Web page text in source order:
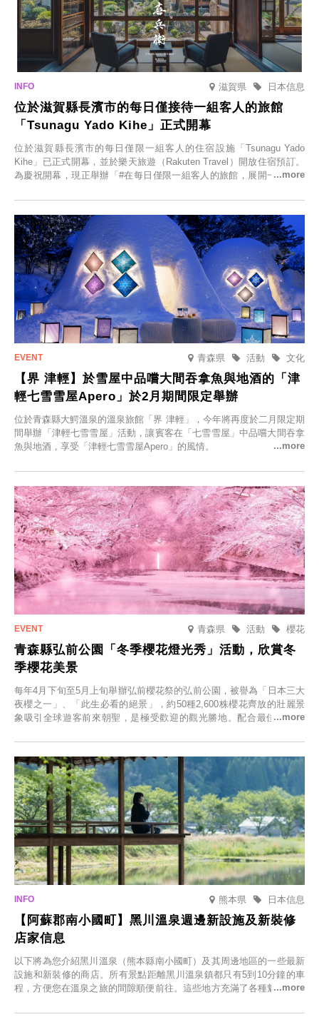
滋賀県 日本信息
位於滋賀縣長濱市的每日僅接待一組客人的旅館
「Tsunagu Yado Kihe」正式開幕
位於滋賀縣長濱市的每日僅限一組客人的住宿設施「Tsunagu Yado
Kihe」已正式開幕，並於樂天旅遊（Rakuten Travel）開放住宿預訂。
為慶祝開幕，現正舉辦「#在每日僅限一組客人的旅館，展開一生一次
人的旅館，您才能在此與重要的人共度獨一無二的特別時光。
青森県 文化
活動
【界 津輕】於雪屋中品嚐大間吞拿魚與地酒的「津
輕七雪雪屋Apero」於2月期間限定舉辦
位於青森縣大鰐溫泉的溫泉旅館「界 津輕」，今年將再度於二月限定期
間舉辦「津輕七雪雪屋」活動，讓賓客在「七雪雪屋」中品嚐大間吞拿
魚與地酒，享受「津輕七雪雪屋Apero」的風情。
青森県 櫻花
活動
青森縣弘前公園「冬季櫻花燈光秀」活動，欣賞冬
季櫻花美景
每年4月下旬至5月上旬舉辦弘前櫻花祭的弘前公園，被譽為「日本三大
夜櫻之一」、「此生必看的絕景」，約50種2,600株櫻花齊放的壯麗景
象吸引全球遊客前來朝聖，是極受歡迎的觀光勝地。配合最佳觀雪時
「冬季櫻花燈光秀」。
熊本県 日本信息
【阿蘇郡南小國町】黑川溫泉週邊新設施及新裝修
店家信息
以下將為您介紹黑川溫泉（熊本縣南小國町）及其周邊地區的一些最新
設施和新裝修的商店。所有景點距離黑川溫泉鎮都只有5到10分鐘的車
程，方便您在溫泉之旅的間隙順便前往。這些地方充滿了各種魅力，包
食材的餐廳。讓您體驗黑川溫泉的全新樂趣。